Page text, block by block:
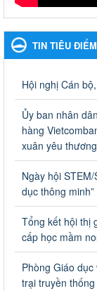
Hưởng ứng cuộc
Hưởng ứng cuộc
Ngày ban hành:
bổng, hỗ trợ
học 2023-2024
Về việc thống kê,
hỗ trợ của
2024
Triển khai Kế
phong trào vệ
năm 2023
Triển khai Kế
trào vệ sinh yêu
Ngày ban hành:
TIN TIÊU ĐIỂM
Hội nghị Cán
Ủy ban nhân
hàng
xuân yêu
Ngày hội
dục thông
Tổng kết hội thị
cấp học mầm
Phòng Giáo
trại truyền